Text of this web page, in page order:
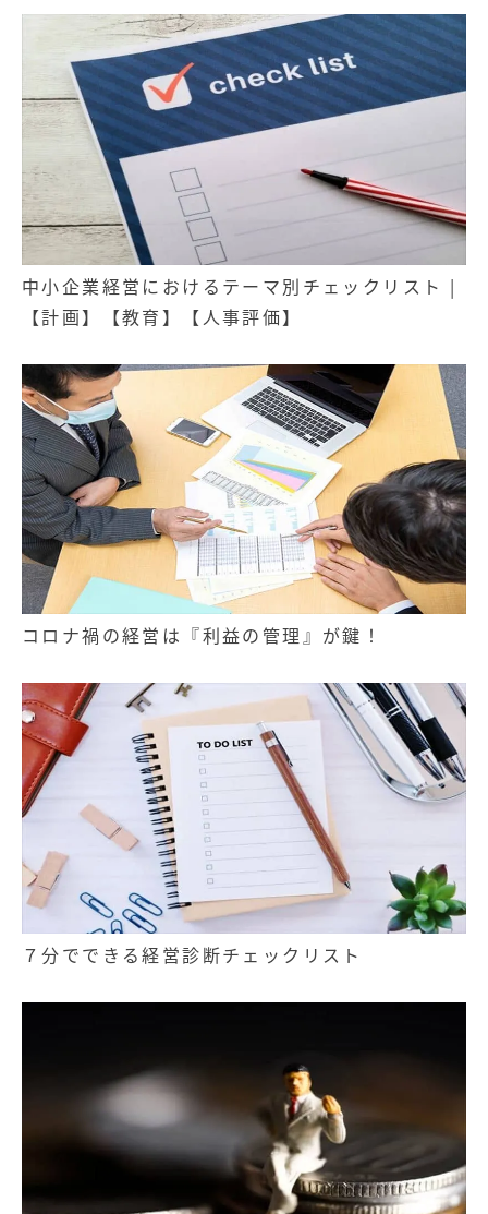
中小企業経営におけるテーマ別チェックリスト |
【計画】【教育】【人事評価】
コロナ禍の経営は『利益の管理』が鍵！
７分でできる経営診断チェックリスト